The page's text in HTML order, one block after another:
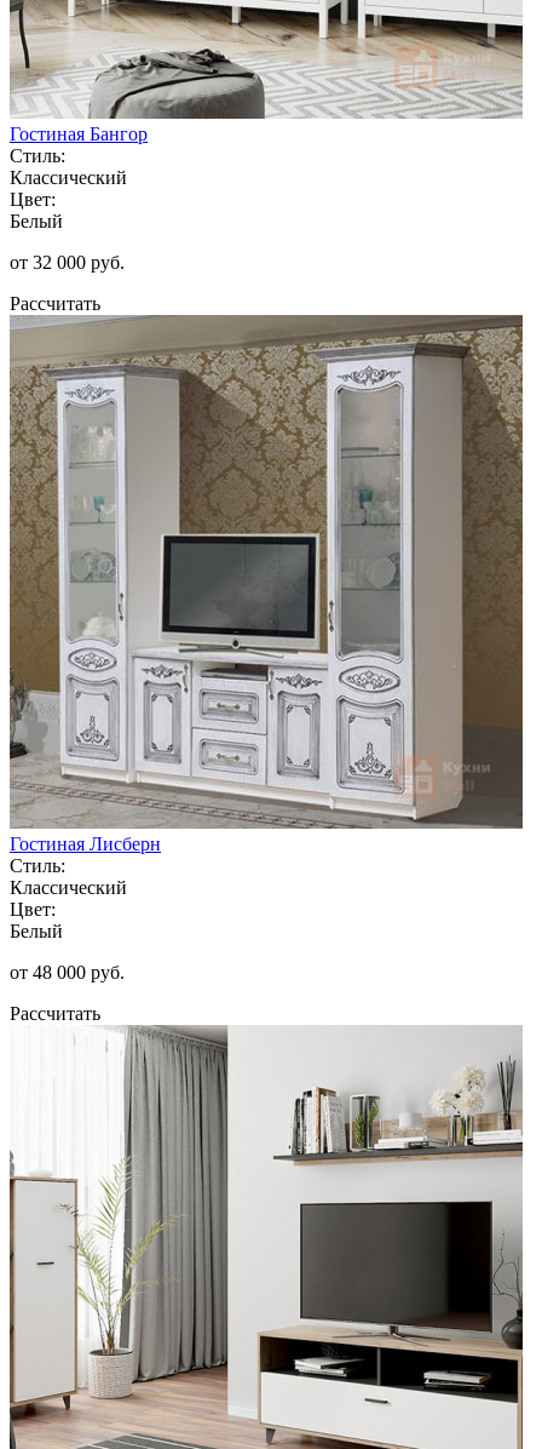
Гостиная Бангор
Стиль:
Классический
Цвет:
Белый
от 32 000 руб.
Рассчитать
Гостиная Лисберн
Стиль:
Классический
Цвет:
Белый
от 48 000 руб.
Рассчитать